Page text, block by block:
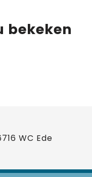
bekeken
WC Ede